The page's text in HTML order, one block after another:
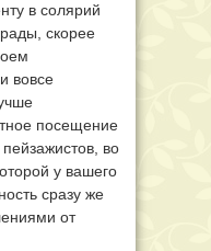
в солярий
скорее
вовсе
посещение
во
у вашего
сразу же
от